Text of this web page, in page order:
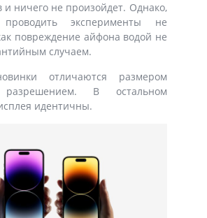
и ничего не произойдет. Однако,
проводить эксперименты не
повреждение айфона водой не
случаем.
отличаются размером
В остальном
идентичны.